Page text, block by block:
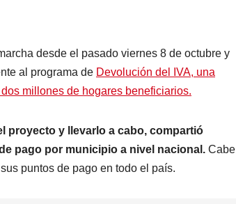
desde el pasado viernes 8 de octubre y
al programa de Devolución del IVA, una
millones de hogares beneficiarios.
proyecto y llevarlo a cabo, compartió
pago por municipio a nivel nacional. Cabe
puntos de pago en todo el país.